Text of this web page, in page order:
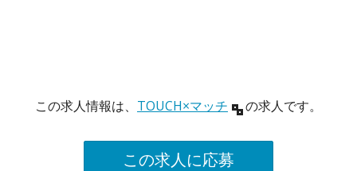
この求人情報は、 TOUCH×マッチ の求人です。
この求人に応募